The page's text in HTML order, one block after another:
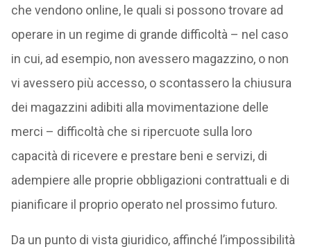
che vendono online, le quali si possono trovare ad
operare in un regime di grande difficoltà – nel caso
in cui, ad esempio, non avessero magazzino, o non
vi avessero più accesso, o scontassero la chiusura
dei magazzini adibiti alla movimentazione delle
merci – difficoltà che si ripercuote sulla loro
capacità di ricevere e prestare beni e servizi, di
adempiere alle proprie obbligazioni contrattuali e di
pianificare il proprio operato nel prossimo futuro.
Da un punto di vista giuridico, affinché l’impossibilità